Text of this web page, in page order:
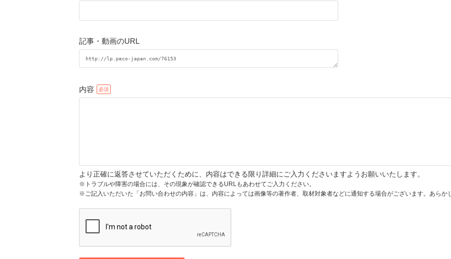
記事・動画のURL
内容
より正確に返答させていただくために、内容はできる限り詳細にご入力くださいますようお願いいたします。
※トラブルや障害の場合には、その現象が確認できるURLもあわせてご入力ください。
※ご記入いただいた「お問い合わせの内容」は、内容によっては画像等の著作者、取材対象者などに通知する場合がございます。あらか